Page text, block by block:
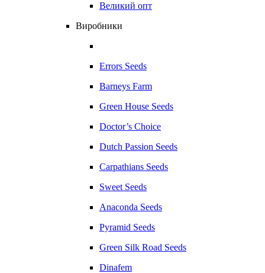
Великий опт
Виробники
Errors Seeds
Barneys Farm
Green House Seeds
Doctor’s Choice
Dutch Passion Seeds
Carpathians Seeds
Sweet Seeds
Anaconda Seeds
Pyramid Seeds
Green Silk Road Seeds
Dinafem